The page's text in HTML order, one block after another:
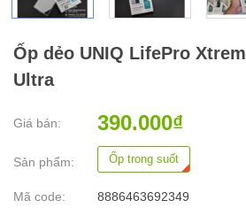
Ốp dẻo UNIQ LifePro
Ultra
Giá bán: 390.000₫
Sản phẩm: Ốp trong suốt
Mã code: 8886463692349